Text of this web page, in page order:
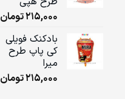
215,000تومان
بادکنک فویلی
کی پاپ طرح
میرا
215,000تومان